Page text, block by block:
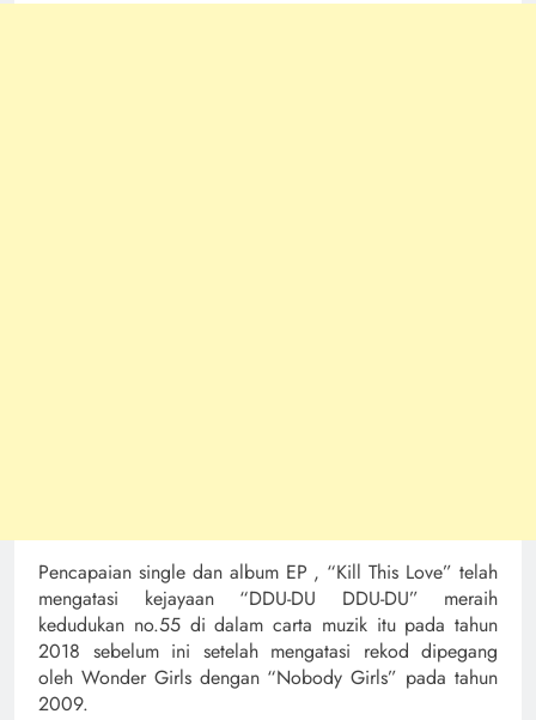
Pencapaian single dan album EP , “Kill This Love” telah
mengatasi kejayaan “DDU-DU DDU-DU” meraih
kedudukan no.55 di dalam carta muzik itu pada tahun
2018 sebelum ini setelah mengatasi rekod dipegang
oleh Wonder Girls dengan “Nobody Girls” pada tahun
2009.